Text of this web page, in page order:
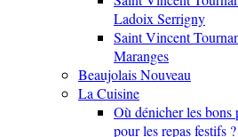
Ladoix Serrigny
Saint Vincent
Maranges
Beaujolais Nouveau
La Cuisine
Où dénicher les bons
pour les repas festifs ?